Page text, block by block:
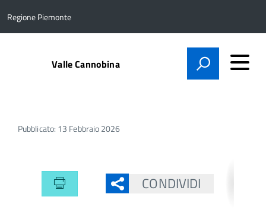
Regione Piemonte
Valle Cannobina
Pubblicato: 13 Febbraio 2026
CONDIVIDI